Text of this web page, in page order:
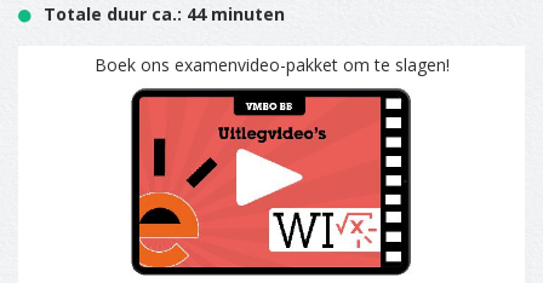
Totale duur ca.: 44 minuten
Boek ons examenvideo-pakket om te slagen!